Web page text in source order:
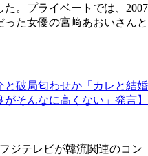
。プライベートでは、2007
た女優の宮﨑あおいさんと
と破局匂わせか「カレと結婚
そんなに高くない」発言】
ジテレビが韓流関連のコン